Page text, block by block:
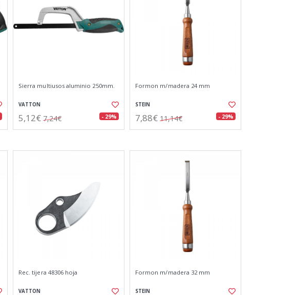
Sierra multiusos aluminio 250mm.
VATTON
5,12€ 7,24€ - 29%
Formon m/madera 24 mm
STEIN
7,88€ 11,14€ - 29%
Rec. tijera 48306 hoja
VATTON
Formon m/madera 32 mm
STEIN